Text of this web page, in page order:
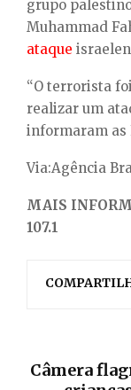
grupo
Muhammad
ataque
“O terrorista
realizar um
informaram as
Via:Agência
MAIS
107.1
Câmera